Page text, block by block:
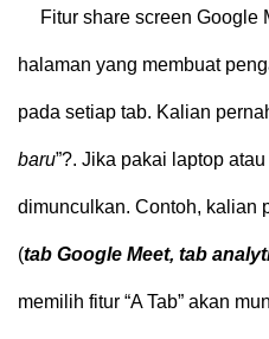
Fitur share screen Google
halaman yang membuat
pada setiap tab. Kalian
baru”?. Jika pakai laptop
dimunculkan. Contoh, kalian
(tab Google Meet, tab
memilih fitur “A Tab” akan